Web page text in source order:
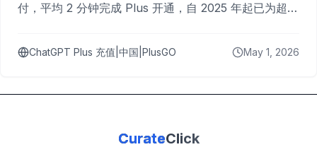
付，平均 2 分钟完成 Plus 开通，自 2025 年起已为超过
ChatGPT Plus 充值|中国|PlusGO May 1, 2026
CurateClick